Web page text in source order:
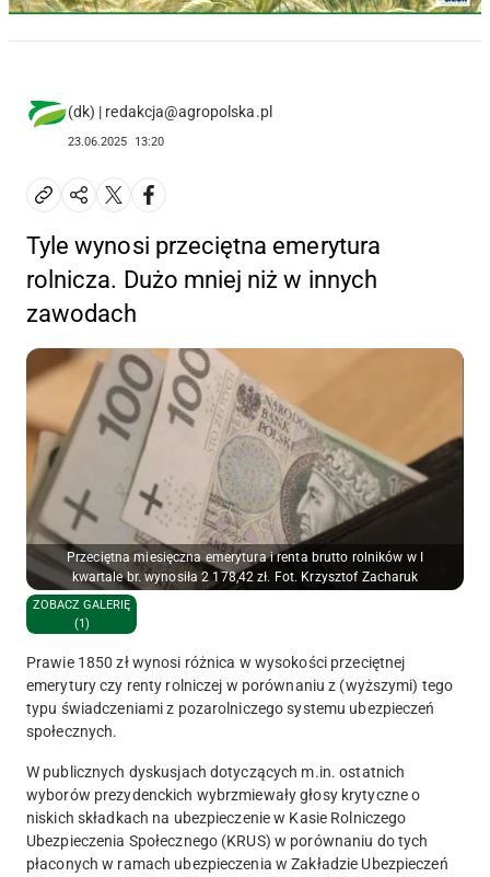
(dk) | redakcja@agropolska.pl
23.06.2025 13:20
Tyle wynosi przeciętna emerytura
rolnicza. Dużo mniej niż w innych
zawodach
Przeciętna miesięczna emerytura i renta brutto rolników w I
kwartale br. wynosiła 2 178,42 zł. Fot. Krzysztof Zacharuk
ZOBACZ GALERIĘ
(1)
Prawie 1850 zł wynosi różnica w wysokości przeciętnej
emerytury czy renty rolniczej w porównaniu z (wyższymi) tego
typu świadczeniami z pozarolniczego systemu ubezpieczeń
społecznych.
W publicznych dyskusjach dotyczących m.in. ostatnich
wyborów prezydenckich wybrzmiewały głosy krytyczne o
niskich składkach na ubezpieczenie w Kasie Rolniczego
Ubezpieczenia Społecznego (KRUS) w porównaniu do tych
płaconych w ramach ubezpieczenia w Zakładzie Ubezpieczeń